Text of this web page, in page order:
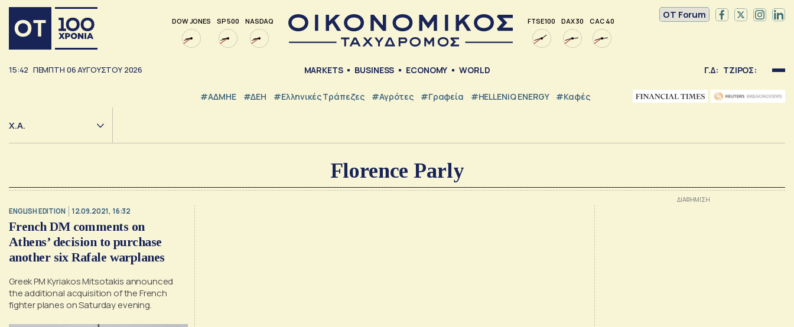
DOW JONES SP 500 NASDAQ FTSE 100 DAX 30 CAC 40
OT Forum
15:42 ΠΕΜΠΤΗ 06ΑΥΓΟΥΣΤΟΥ 2026 MARKETS BUSINESS ECONOMY WORLD Γ.Δ: ΤΖΙΡΟΣ:
#ΑΔΜΗΕ #ΔΕΗ #ελληνικές Τράπεζες #Αγρότες #Γραφεία #HELLENiQ ENERGY #καφές
Χ.Α.
Florence Parly
ENGLISH EDITION 12.09.2021, 16:32
French DM comments on
Athens’ decision to purchase
another six Rafale warplanes
Greek PM Kyriakos Mitsotakis announced
the additional acquisition of the French
fighter planes on Saturday evening.